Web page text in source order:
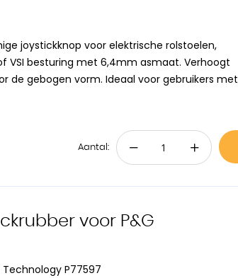
joystickknop voor elektrische rolstoelen,
VSI besturing met 6,4mm asmaat. Verhoogt
de gebogen vorm. Ideaal voor gebruikers met
Aantal: − +
voor P&G
Technology P77597